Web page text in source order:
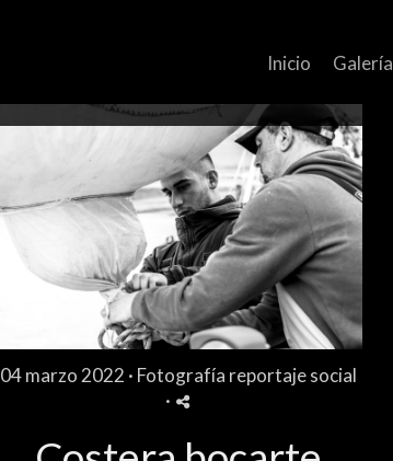
Inicio Galería
04 marzo 2022 · Fotografía reportaje social
·